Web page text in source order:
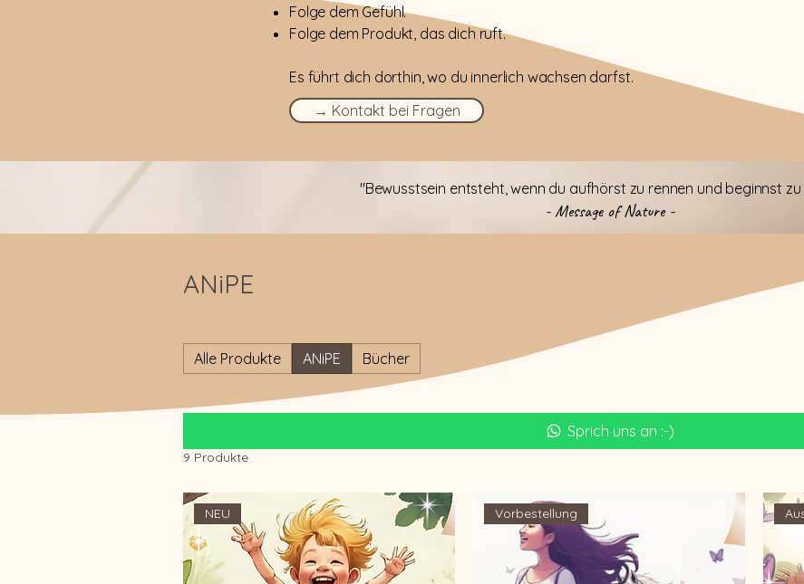
Folge dem Gefühl.
Folge dem Produkt, das dich ruft.
Es führt dich dorthin, wo du innerlich wachsen darfst.
→ Kontakt bei Fragen
"Bewusstsein entsteht, wenn du aufhörst zu rennen und beginnst zu
- Message of Nature -
ANiPE
Alle Produkte ANiPE Bücher
Sprich uns an :-)
9 Produkte
NEU Vorbestellung